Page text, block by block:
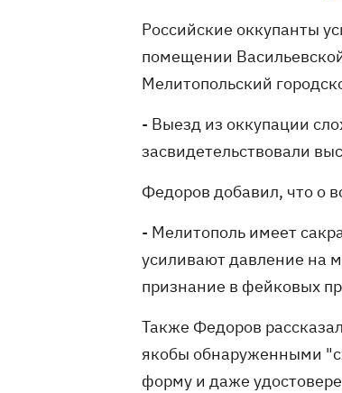
Российские оккупанты
помещении
Мелитопольский
- Выезд из оккупации
засвидетельствовали
Федоров добавил, что о
- Мелитополь имеет
усиливают давление на
признание в фейковых
Также Федоров
якобы обнаруженными
форму и даже